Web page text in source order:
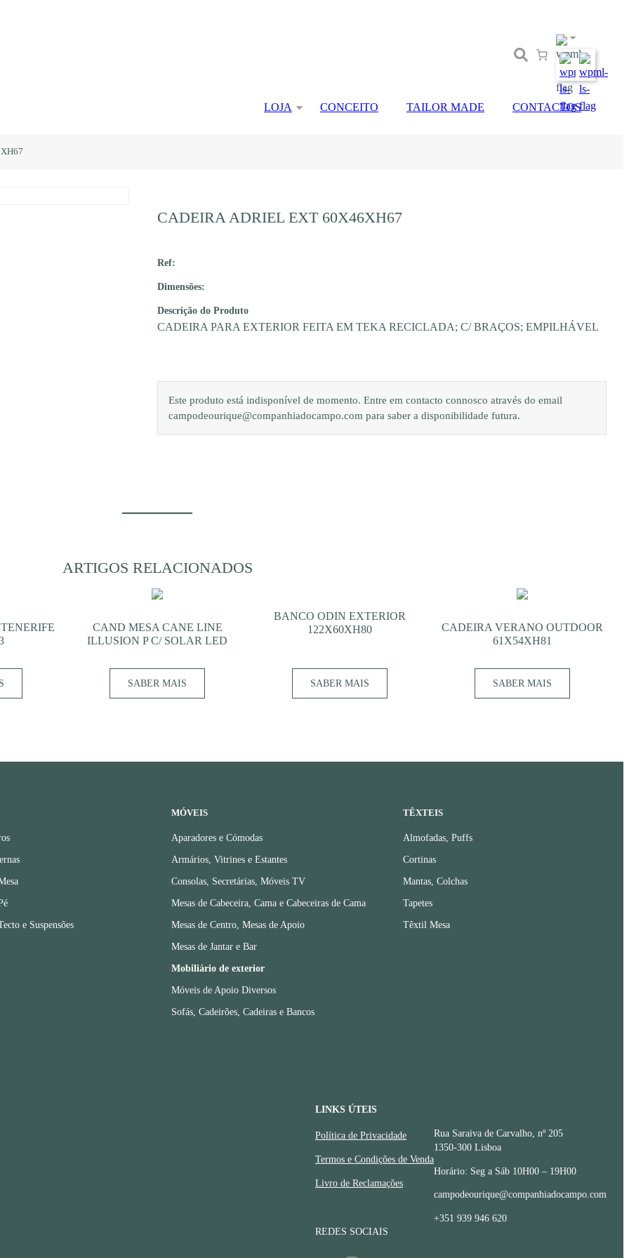
LOJA CONCEITO TAILOR MADE CONTACTOS
CADEIRA ADRIEL EXT 60X46XH67
Ref:
Dimensões:
Descrição do Produto
CADEIRA PARA EXTERIOR FEITA EM TEKA RECICLADA; C/ BRAÇOS; EMPILHÁVEL
Este produto está indisponível de momento. Entre em contacto connosco através do email
campodeourique@companhiadocampo.com para saber a disponibilidade futura.
ARTIGOS RELACIONADOS
CAND MESA CANE LINE
ILLUSION P C/ SOLAR LED
SABER MAIS
BANCO ODIN EXTERIOR
122X60XH80
SABER MAIS
CADEIRA VERANO OUTDOOR
61X54XH81
SABER MAIS
e Suspensões
MÓVEIS
Aparadores e Cómodas
Armários, Vitrines e Estantes
Consolas, Secretárias, Móveis TV
Mesas de Cabeceira, Cama e Cabeceiras de Cama
Mesas de Centro, Mesas de Apoio
Mesas de Jantar e Bar
Mobiliário de exterior
Móveis de Apoio Diversos
Sofás, Cadeirões, Cadeiras e Bancos
TÊXTEIS
Almofadas, Puffs
Cortinas
Mantas, Colchas
Tapetes
Têxtil Mesa
LINKS ÚTEIS
Política de Privacidade
Termos e Condições de Venda
Livro de Reclamações
REDES SOCIAIS
Rua Saraiva de Carvalho, nº 205
1350-300 Lisboa
Horário: Seg a Sáb 10H00 – 19H00
campodeourique@companhiadocampo.com
+351 939 946 620